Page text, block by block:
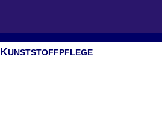
KUNSTSTOFFPFLEGE